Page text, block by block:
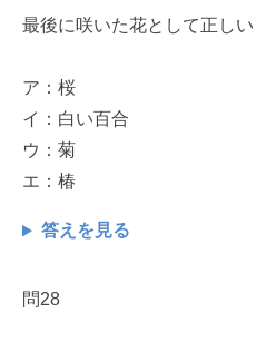
最後に咲いた花として正しい
ア：桜
イ：白い百合
ウ：菊
エ：椿
答えを見る
問28